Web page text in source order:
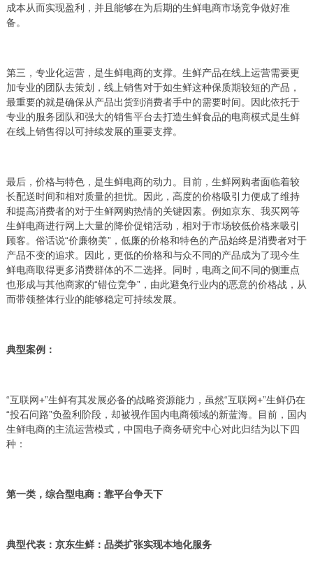
成本从而实现盈利，并且能够在为后期的生鲜电商市场竞争做好准
备。
第三，专业化运营，是生鲜电商的支撑。生鲜产品在线上运营需要更
加专业的团队去策划，线上销售对于如生鲜这种保质期较短的产品，
最重要的就是确保从产品出货到消费者手中的需要时间。因此依托于
专业的服务团队和强大的销售平台去打造生鲜食品的电商模式是生鲜
在线上销售得以可持续发展的重要支撑。
最后，价格与特色，是生鲜电商的动力。目前，生鲜网购者面临着较
长配送时间和相对质量的担忧。因此，高度的价格吸引力便成了维持
和提高消费者的对于生鲜网购热情的关键因素。例如京东、我买网等
生鲜电商进行网上大量的降价促销活动，相对于市场较低价格来吸引
顾客。俗话说“价廉物美”，低廉的价格和特色的产品始终是消费者对于
产品不变的追求。因此，更低的价格和与众不同的产品成为了现今生
鲜电商取得更多消费群体的不二选择。同时，电商之间不同的侧重点
也形成与其他商家的“错位竞争”，由此避免行业内的恶意的价格战，从
而带领整体行业的能够稳定可持续发展。
典型案例：
“互联网+”生鲜有其发展必备的战略资源能力，虽然“互联网+”生鲜仍在
“投石问路”负盈利阶段，却被视作国内电商领域的新蓝海。目前，国内
生鲜电商的主流运营模式，中国电子商务研究中心对此归结为以下四
种：
第一类，综合型电商：靠平台争天下
典型代表：京东生鲜：品类扩张实现本地化服务